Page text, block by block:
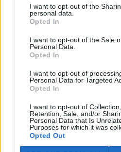
I want to opt-out of the
personal data.
Opted In
I want to opt-out of the Sale
Personal Data.
Opted In
I want to opt-out of
Personal Data for Targeted
Opted In
I want to opt-out of
Retention, Sale, and/or
Personal Data that Is
Purposes for which it was
Opted Out
5.8.2026 19:54 (ČTK)
jejich loď, která pronásledovala
Watsona jsou od té doby zadržováni
palubě nebyl. Píše o tom agentura
Záchranná stanice v Praze
volně žijících zvířat
5.8.2026 17:40 | PRAHA (